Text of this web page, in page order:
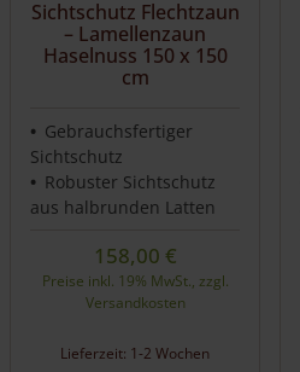
Sichtschutz Flechtzaun
– Lamellenzaun
Haselnuss 150 x 150
cm
Gebrauchsfertiger
Sichtschutz
Robuster Sichtschutz
aus halbrunden Latten
158,00 €
Preise inkl. 19% MwSt., zzgl.
Versandkosten
Lieferzeit: 1-2 Wochen